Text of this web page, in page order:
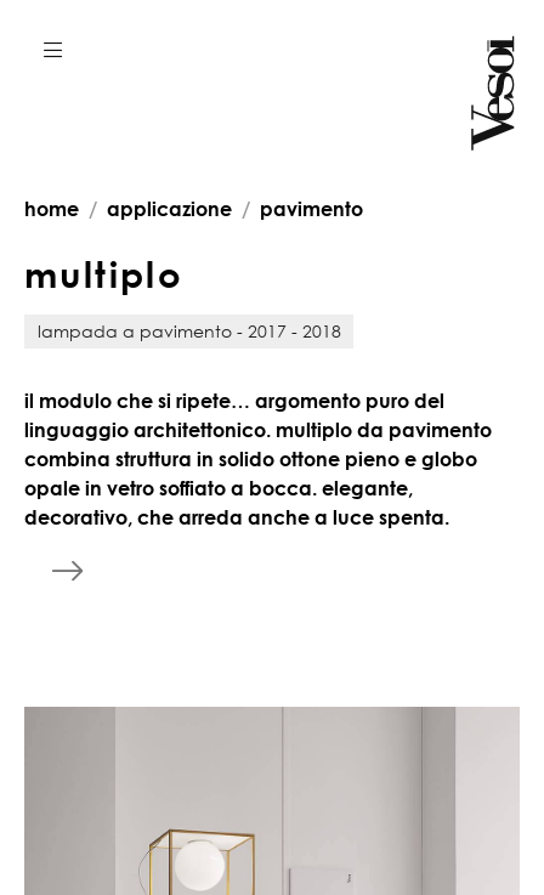
home applicazione pavimento
multiplo
lampada a pavimento - 2017 - 2018
il modulo che si ripete… argomento puro del
linguaggio architettonico. multiplo da pavimento
combina struttura in solido ottone pieno e globo
opale in vetro soffiato a bocca. elegante,
decorativo, che arreda anche a luce spenta.